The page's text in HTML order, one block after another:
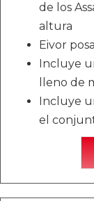
de los
altura
Eivor
Incluye
lleno de
Incluye
el